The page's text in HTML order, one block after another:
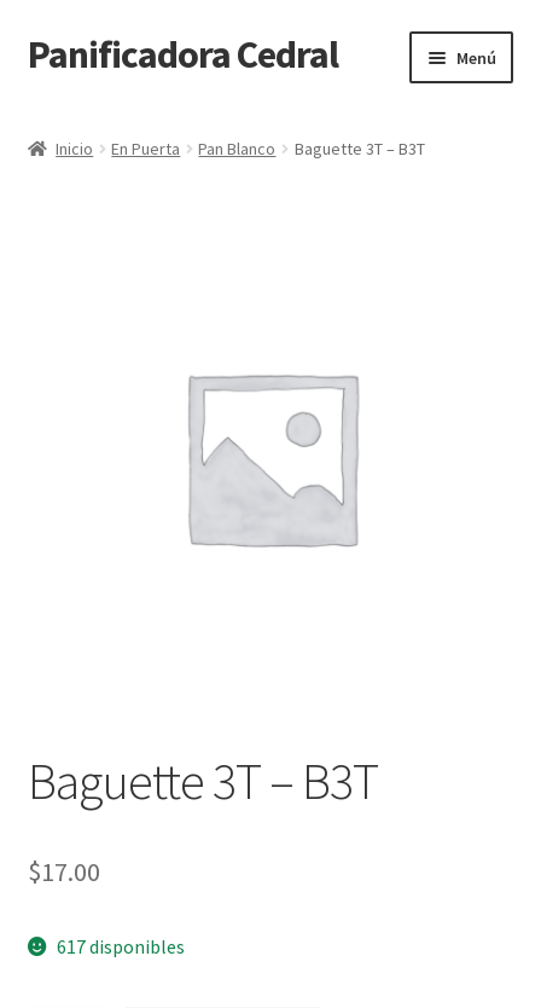
Ir
a
navegación
Ir
al
Panificadora Cedral Menú
Inicio En Puerta Pan Blanco Baguette 3T – B3T
Baguette 3T – B3T
$17.00
617 disponibles